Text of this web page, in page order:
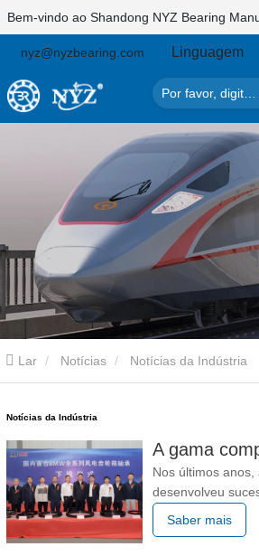
Bem-vindo ao Shandong NYZ Bearing
nyz@nyzbearing.com Linguagem
Lar Notícias Notícias da Indústria
Notícias da Indústria
Nos últimos anos,
desenvolveu
de caixas de
eólica 4.XMW,
Saber mais